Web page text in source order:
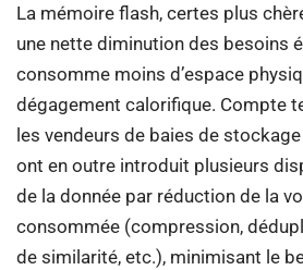
La mémoire flash, certes plus
une nette diminution des besoins
consomme moins d’espace
dégagement calorifique. Compte
les vendeurs de baies de
ont en outre introduit plusieurs
de la donnée par réduction de la
consommée (compression,
de similarité, etc.), minimisant le